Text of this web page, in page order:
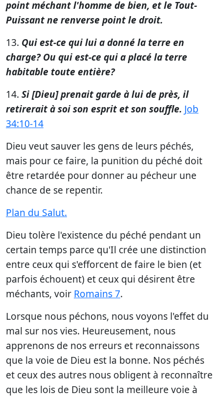
point méchant l'homme de bien, et le Tout-
Puissant ne renverse point le droit.
13. Qui est-ce qui lui a donné la terre en
charge? Ou qui est-ce qui a placé la terre
habitable toute entière?
14. Si [Dieu] prenait garde à lui de près, il
retirerait à soi son esprit et son souffle. Job
34:10-14
Dieu veut sauver les gens de leurs péchés,
mais pour ce faire, la punition du péché doit
être retardée pour donner au pécheur une
chance de se repentir.
Plan du Salut.
Dieu tolère l'existence du péché pendant un
certain temps parce qu'Il crée une distinction
entre ceux qui s'efforcent de faire le bien (et
parfois échouent) et ceux qui désirent être
méchants, voir Romains 7.
Lorsque nous péchons, nous voyons l'effet du
mal sur nos vies. Heureusement, nous
apprenons de nos erreurs et reconnaissons
que la voie de Dieu est la bonne. Nos péchés
et ceux des autres nous obligent à reconnaître
que les lois de Dieu sont la meilleure voie à